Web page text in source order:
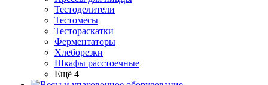
Тестоделители
Тестомесы
Тестораскатки
Ферментаторы
Хлеборезки
Шкафы расстоечные
Ещё 4